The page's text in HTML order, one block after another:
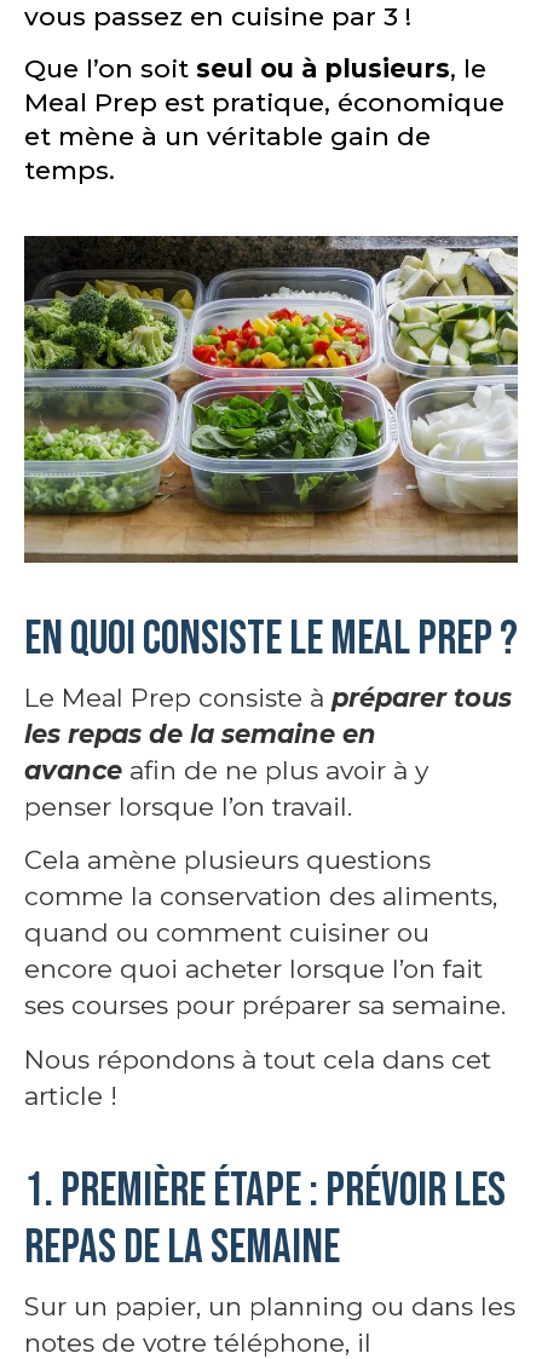
vous passez en cuisine par 3 !
Que l’on soit seul ou à plusieurs, le
Meal Prep est pratique, économique
et mène à un véritable gain de
temps.
En quoi consiste le Meal Prep ?
Le Meal Prep consiste à préparer tous
les repas de la semaine en
avance afin de ne plus avoir à y
penser lorsque l’on travail.
Cela amène plusieurs questions
comme la conservation des aliments,
quand ou comment cuisiner ou
encore quoi acheter lorsque l’on fait
ses courses pour préparer sa semaine.
Nous répondons à tout cela dans cet
article !
1. Première étape : Prévoir les
repas de la semaine
Sur un papier, un planning ou dans les
notes de votre téléphone, il